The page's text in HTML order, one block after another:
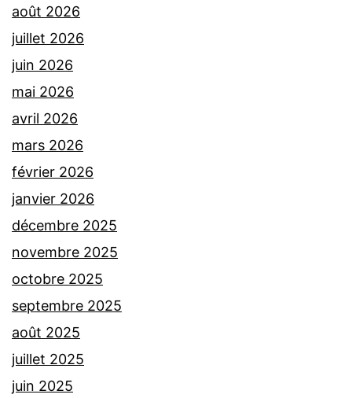
août 2026
juillet 2026
juin 2026
mai 2026
avril 2026
mars 2026
février 2026
janvier 2026
décembre 2025
novembre 2025
octobre 2025
septembre 2025
août 2025
juillet 2025
juin 2025